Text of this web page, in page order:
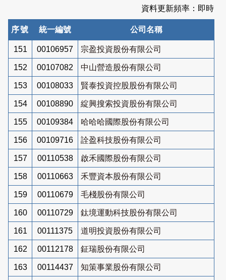
資料更新頻率：即時
序號 統一編號 公司名稱
151 00106957 宗盈投資股份有限公司
152 00107082 中山營造股份有限公司
153 00108033 賢泰投資控股股份有限公司
154 00108890 綻興搜索投資股份有限公司
155 00109384 哈哈哈國際股份有限公司
156 00109716 詮盈科技股份有限公司
157 00110538 啟禾國際股份有限公司
158 00110663 禾豐資本股份有限公司
159 00110679 毛棧股份有限公司
160 00110729 鈦境運動科技股份有限公司
161 00111375 道明投資股份有限公司
162 00112178 鉦瑞股份有限公司
163 00114437 知策事業股份有限公司